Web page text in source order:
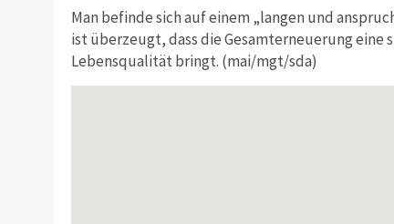
Man befinde sich auf einem „langen und
ist überzeugt, dass die Gesamterneuerung
Lebensqualität bringt. (mai/mgt/sda)